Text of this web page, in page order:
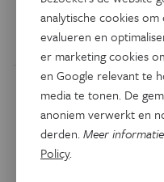
Wat is het en wat
DoorAnna Galle,
analytische cookies
evalueren en
er marketing cookies
en Google relevant te
media te tonen. De
anoniem verwerkt en
derden.Meer
Policy.